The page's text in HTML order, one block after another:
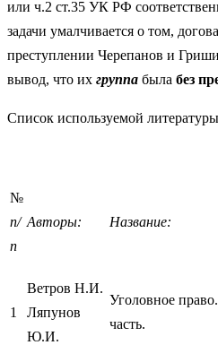
или ч.2 ст.35 УК РФ
задачи умалчивается о том,
преступлении Черепанов и
вывод, что их группа была без
Список используемой
№
п/
п
Авторы: Название:
1
Ветров Н.И.
Ляпунов
Ю.И.
Уголовное
часть.